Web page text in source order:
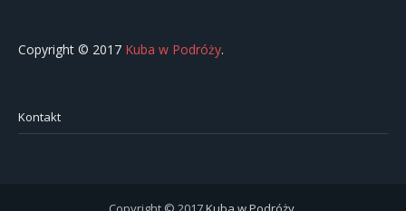
Copyright © 2017 Kuba w Podróży.
Kontakt